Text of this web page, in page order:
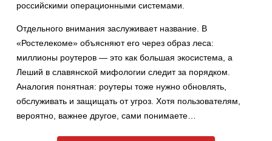
российскими операционными системами.
Отдельного внимания заслуживает название. В
«Ростелекоме» объясняют его через образ леса:
миллионы роутеров — это как большая экосистема, а
Леший в славянской мифологии следит за порядком.
Аналогия понятная: роутеры тоже нужно обновлять,
обслуживать и защищать от угроз. Хотя пользователям,
вероятно, важнее другое, сами понимаете…